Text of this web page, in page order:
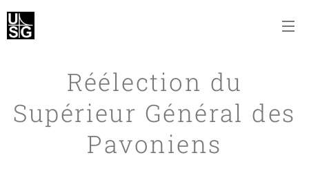
Réélection du
Supérieur Général des
Pavoniens